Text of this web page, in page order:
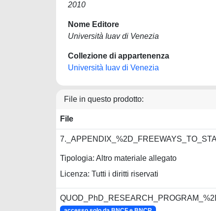
2010
Nome Editore
Università Iuav di Venezia
Collezione di appartenenza
Università Iuav di Venezia
File in questo prodotto:
File
Tipologia: Altro materiale allegato
Licenza: Tutti i diritti riservati